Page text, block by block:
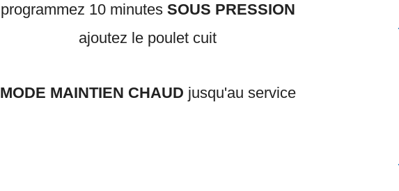
programmez 10 minutes SOUS PRESSION
ajoutez le poulet cuit
MODE MAINTIEN CHAUD jusqu'au service